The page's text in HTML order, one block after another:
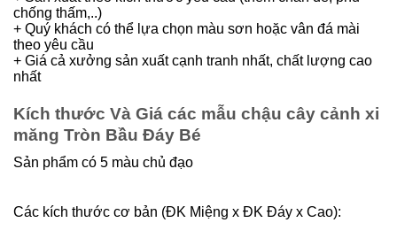
chống thấm,..)
+ Quý khách có thể lựa chọn màu sơn hoặc vân đá mài
theo yêu cầu
+ Giá cả xưởng sản xuất cạnh tranh nhất, chất lượng cao
nhất
Kích thước Và Giá các mẫu chậu cây cảnh xi
măng Tròn Bầu Đáy Bé
Sản phẩm có 5 màu chủ đạo
Các kích thước cơ bản (ĐK Miệng x ĐK Đáy x Cao):